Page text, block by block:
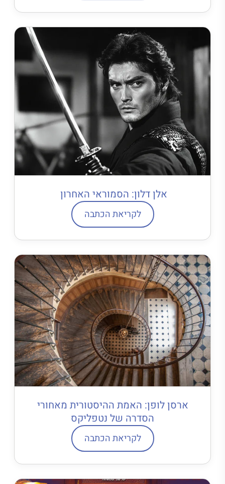
אלן דלון: הסמוראי האחרון
לקריאת הכתבה
ארסן לופן: האמת ההיסטורית מאחורי
הסדרה של נטפליקס
לקריאת הכתבה